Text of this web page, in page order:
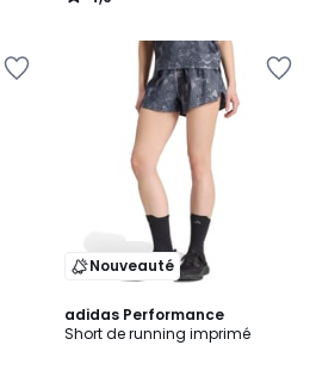
/
Nouveauté
adidas Performance
Short de running imprimé
4
/